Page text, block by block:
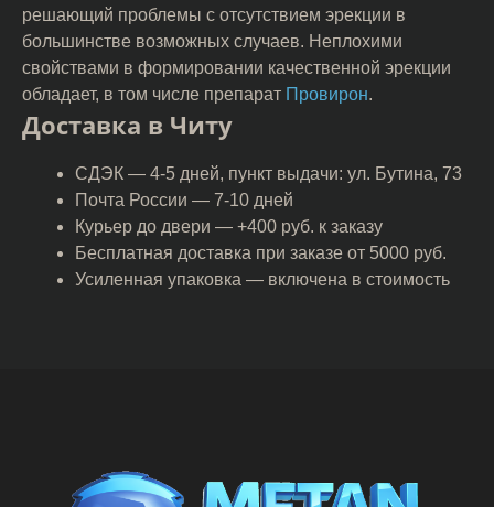
решающий проблемы с отсутствием эрекции в
большинстве возможных случаев. Неплохими
свойствами в формировании качественной эрекции
обладает, в том числе препарат Провирон.
Доставка в Читу
СДЭК — 4-5 дней, пункт выдачи: ул. Бутина, 73
Почта России — 7-10 дней
Курьер до двери — +400 руб. к заказу
Бесплатная доставка при заказе от 5000 руб.
Усиленная упаковка — включена в стоимость